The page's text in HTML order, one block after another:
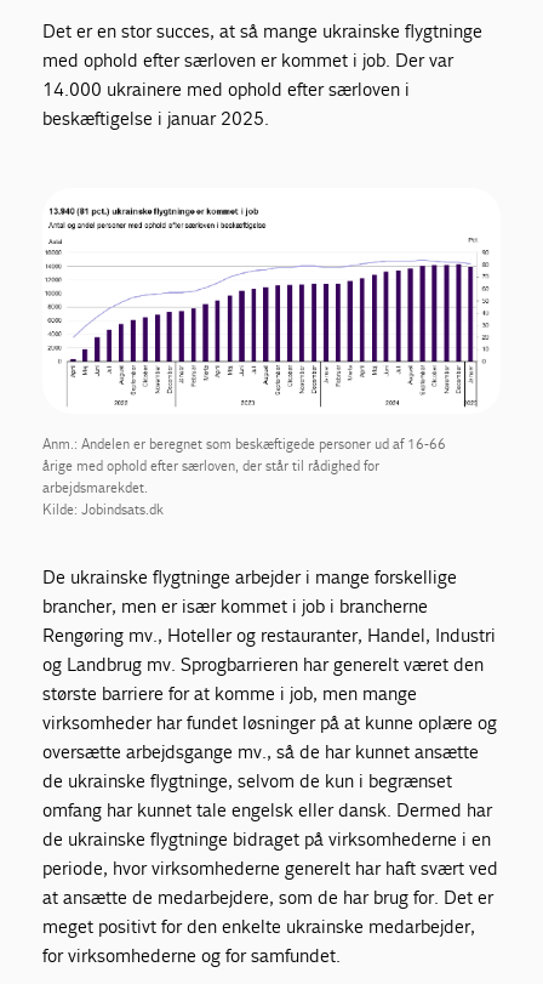
Det er en stor succes, at så mange ukrainske flygtninge
med ophold efter særloven er kommet i job. Der var
14.000 ukrainere med ophold efter særloven i
beskæftigelse i januar 2025.
Anm.: Andelen er beregnet som beskæftigede personer ud af 16-66
årige med ophold efter særloven, der står til rådighed for
arbejdsmarekdet.
Kilde: Jobindsats.dk
De ukrainske flygtninge arbejder i mange forskellige
brancher, men er især kommet i job i brancherne
Rengøring mv., Hoteller og restauranter, Handel, Industri
og Landbrug mv. Sprogbarrieren har generelt været den
største barriere for at komme i job, men mange
virksomheder har fundet løsninger på at kunne oplære og
oversætte arbejdsgange mv., så de har kunnet ansætte
de ukrainske flygtninge, selvom de kun i begrænset
omfang har kunnet tale engelsk eller dansk. Dermed har
de ukrainske flygtninge bidraget på virksomhederne i en
periode, hvor virksomhederne generelt har haft svært ved
at ansætte de medarbejdere, som de har brug for. Det er
meget positivt for den enkelte ukrainske medarbejder,
for virksomhederne og for samfundet.